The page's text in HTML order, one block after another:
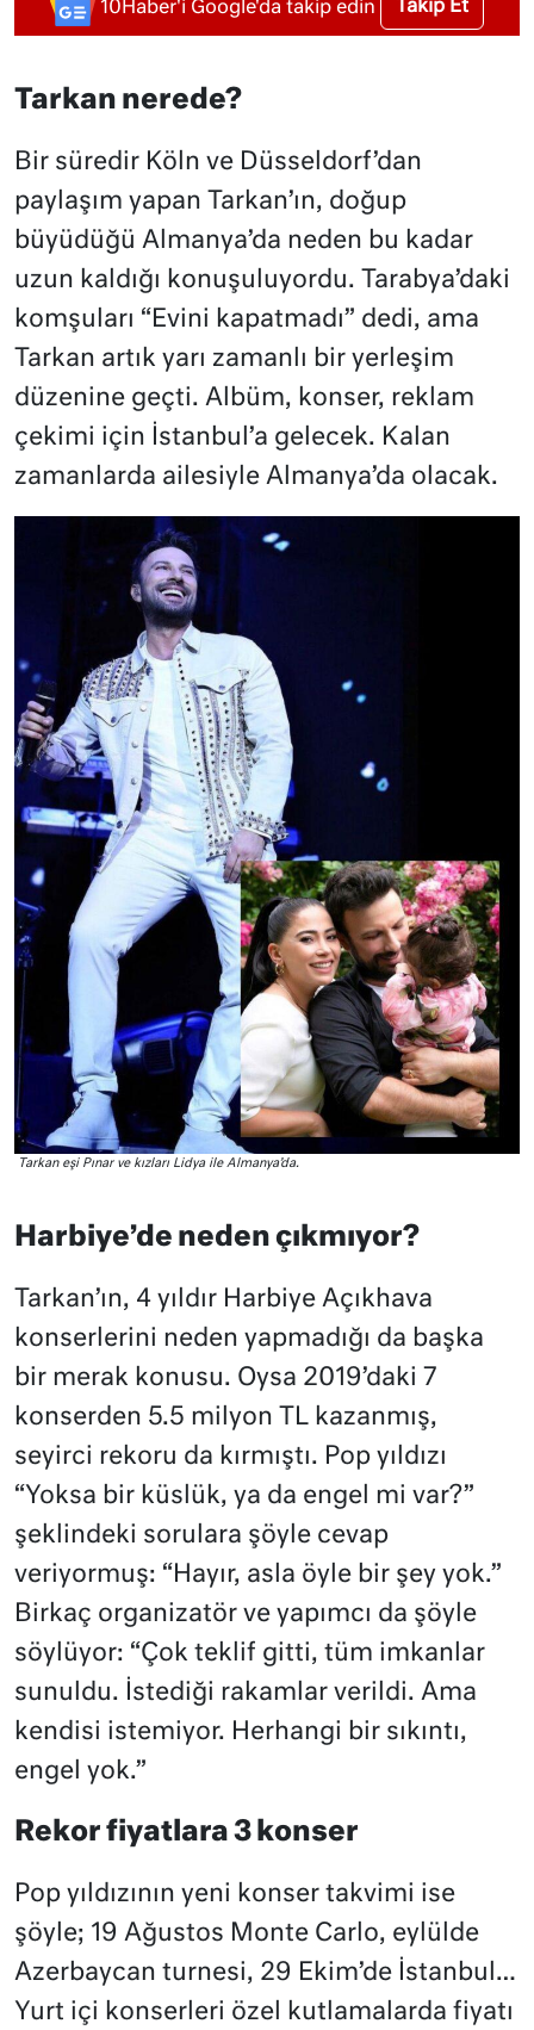
10Haber'i Google'da takip edin Takip Et
Tarkan nerede?
Bir süredir Köln ve Düsseldorf’dan
paylaşım yapan Tarkan’ın, doğup
büyüdüğü Almanya’da neden bu kadar
uzun kaldığı konuşuluyordu. Tarabya’daki
komşuları “Evini kapatmadı” dedi, ama
Tarkan artık yarı zamanlı bir yerleşim
düzenine geçti. Albüm, konser, reklam
çekimi için İstanbul’a gelecek. Kalan
zamanlarda ailesiyle Almanya’da olacak.
Tarkan eşi Pınar ve kızları Lidya ile Almanya’da.
Harbiye’de neden çıkmıyor?
Tarkan’ın, 4 yıldır Harbiye Açıkhava
konserlerini neden yapmadığı da başka
bir merak konusu. Oysa 2019’daki 7
konserden 5.5 milyon TL kazanmış,
seyirci rekoru da kırmıştı. Pop yıldızı
“Yoksa bir küslük, ya da engel mi var?”
şeklindeki sorulara şöyle cevap
veriyormuş: “Hayır, asla öyle bir şey yok.”
Birkaç organizatör ve yapımcı da şöyle
söylüyor: “Çok teklif gitti, tüm imkanlar
sunuldu. İstediği rakamlar verildi. Ama
kendisi istemiyor. Herhangi bir sıkıntı,
engel yok.”
Rekor fiyatlara 3 konser
Pop yıldızının yeni konser takvimi ise
şöyle; 19 Ağustos Monte Carlo, eylülde
Azerbaycan turnesi, 29 Ekim’de İstanbul…
Yurt içi konserleri özel kutlamalarda fiyatı